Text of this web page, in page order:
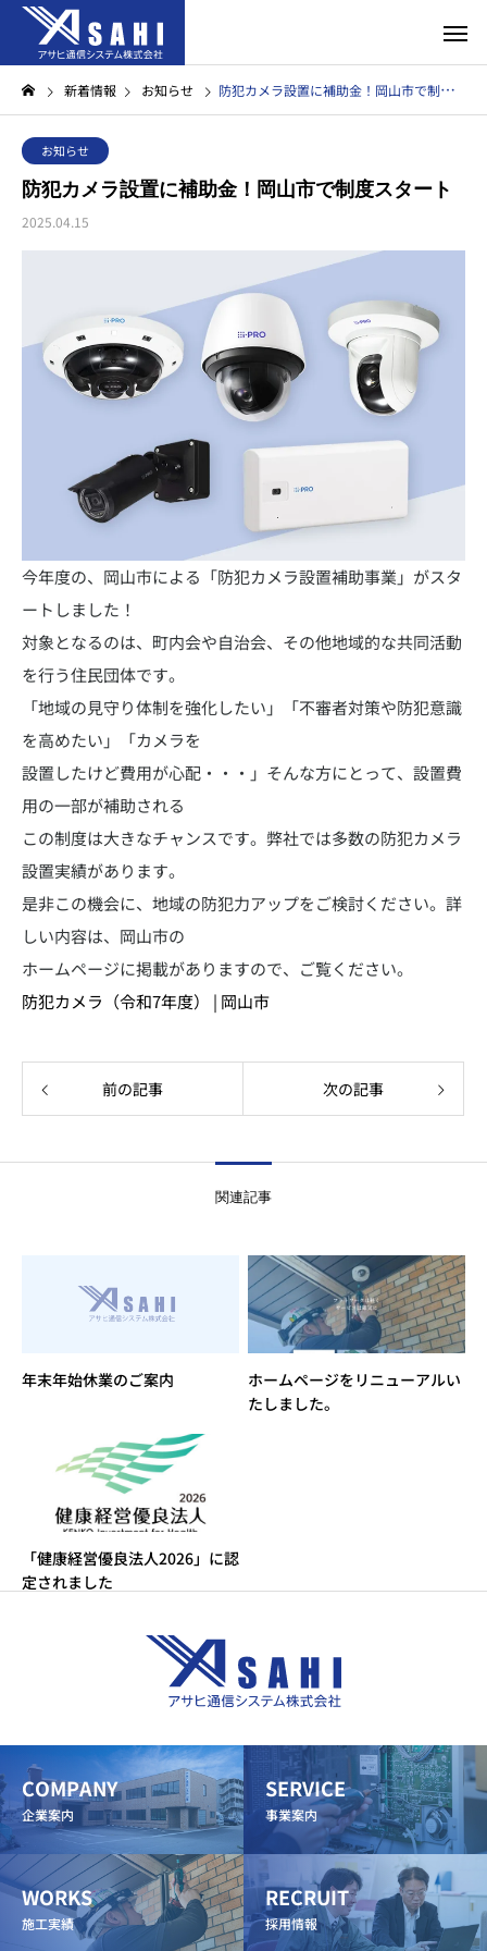
新着情報 お知らせ 防犯カメラ設置に補助金！岡山市で制度スタート
お知らせ
防犯カメラ設置に補助金！岡山市で制度スタート
2025.04.15
今年度の、岡山市による「防犯カメラ設置補助事業」がスタ
ートしました！
対象となるのは、町内会や自治会、その他地域的な共同活動
を行う住民団体です。
「地域の見守り体制を強化したい」「不審者対策や防犯意識
を高めたい」「カメラを
設置したけど費用が心配・・・」そんな方にとって、設置費
用の一部が補助される
この制度は大きなチャンスです。弊社では多数の防犯カメラ
設置実績があります。
是非この機会に、地域の防犯力アップをご検討ください。詳
しい内容は、岡山市の
ホームページに掲載がありますので、ご覧ください。
防犯カメラ（令和7年度） | 岡山市
前の記事 次の記事
関連記事
年末年始休業のご案内
ホームページをリニューアルい
たしました。
「健康経営優良法人2026」に認
定されました
COMPANY
企業案内
SERVICE
事業案内
WORKS
施工実績
RECRUIT
採用情報